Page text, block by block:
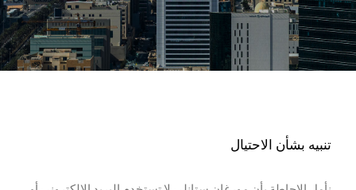
تنبيه بشأن الاحتيال